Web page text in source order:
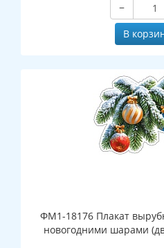
−
В
ФМ1-18176 Плакат
новогодними шарами